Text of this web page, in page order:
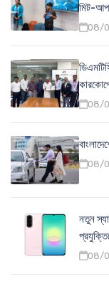
মিট-
08/
08/
08/
নতুন
08/